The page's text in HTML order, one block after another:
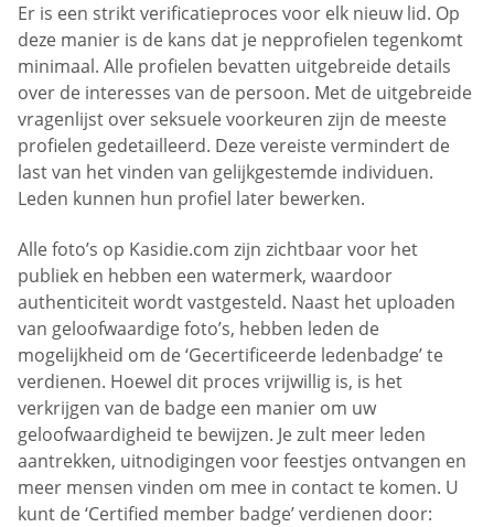
Er is een strikt verificatieproces voor elk nieuw lid. Op
deze manier is de kans dat je nepprofielen tegenkomt
minimaal. Alle profielen bevatten uitgebreide details
over de interesses van de persoon. Met de uitgebreide
vragenlijst over seksuele voorkeuren zijn de meeste
profielen gedetailleerd. Deze vereiste vermindert de
last van het vinden van gelijkgestemde individuen.
Leden kunnen hun profiel later bewerken.
Alle foto’s op Kasidie.com zijn zichtbaar voor het
publiek en hebben een watermerk, waardoor
authenticiteit wordt vastgesteld. Naast het uploaden
van geloofwaardige foto’s, hebben leden de
mogelijkheid om de ‘Gecertificeerde ledenbadge’ te
verdienen. Hoewel dit proces vrijwillig is, is het
verkrijgen van de badge een manier om uw
geloofwaardigheid te bewijzen. Je zult meer leden
aantrekken, uitnodigingen voor feestjes ontvangen en
meer mensen vinden om mee in contact te komen. U
kunt de ‘Certified member badge’ verdienen door: